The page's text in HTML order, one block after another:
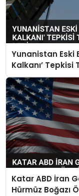
Yunanistan Eski
Kalkanı’ Tepkisi
Dedi
Katar ABD İran
Hürmüz Boğazı